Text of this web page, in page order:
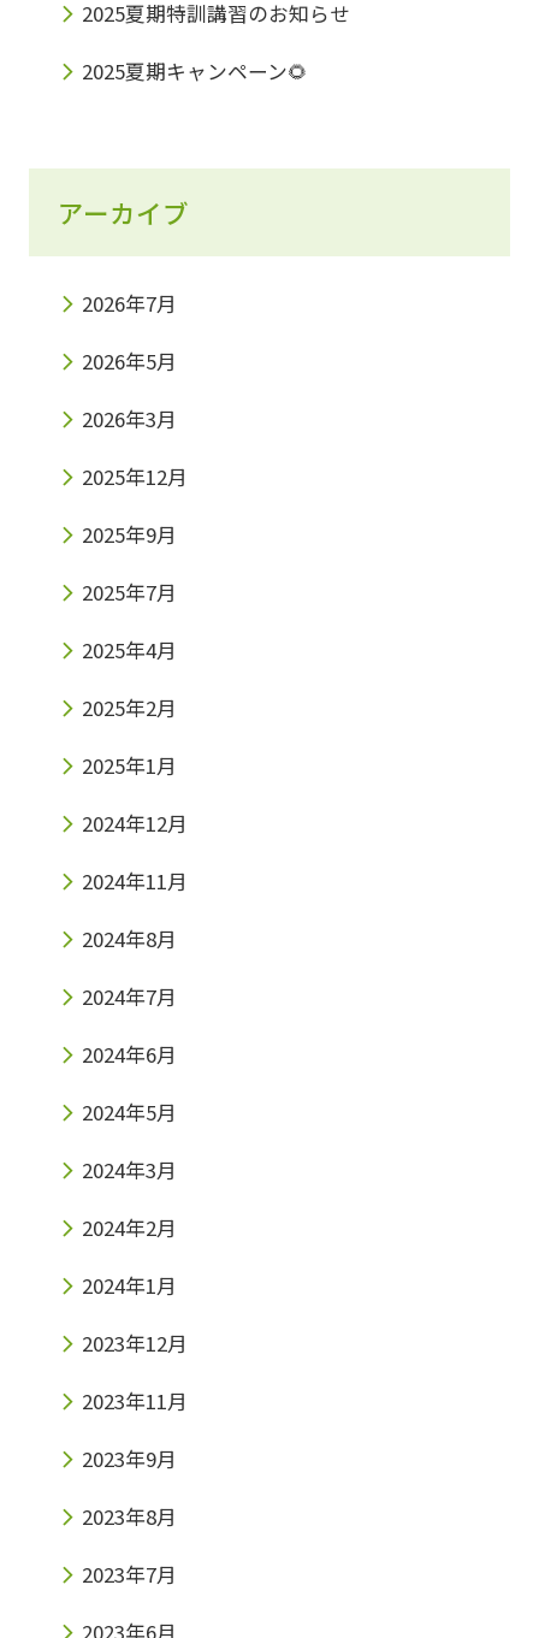
2025夏期特訓講習のお知らせ
2025夏期キャンペーン🌻
アーカイブ
2026年7月
2026年5月
2026年3月
2025年12月
2025年9月
2025年7月
2025年4月
2025年2月
2025年1月
2024年12月
2024年11月
2024年8月
2024年7月
2024年6月
2024年5月
2024年3月
2024年2月
2024年1月
2023年12月
2023年11月
2023年9月
2023年8月
2023年7月
2023年6月